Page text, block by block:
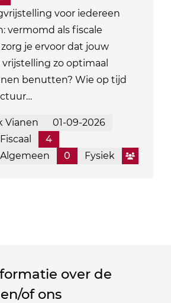
voor iedereen
vermomd als fiscale
je ervoor dat jouw
zo optimaal
benutten? Wie op tijd
Vianen
01-09-2026
4
0 Fysiek
over de
of ons